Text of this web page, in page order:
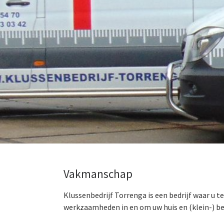
Vakmanschap
Klussenbedrijf Torrenga is een bedrijf waar u
werkzaamheden in en om uw huis en (klein-)